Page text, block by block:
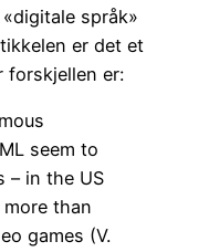
språk»
er det et
forskjellen er:
seem to
– in the US
than
games (V.